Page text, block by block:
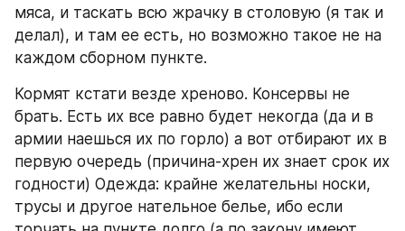
мяса, и таскать всю жрачку в столовую (я так и
делал), и там ее есть, но возможно такое не на
каждом сборном пункте.
Кормят кстати везде хреново. Консервы не
брать. Есть их все равно будет некогда (да и в
армии наешься их по горло) а вот отбирают их в
первую очередь (причина-хрен их знает срок их
годности) Одежда: крайне желательны носки,
трусы и другое нательное белье, ибо если